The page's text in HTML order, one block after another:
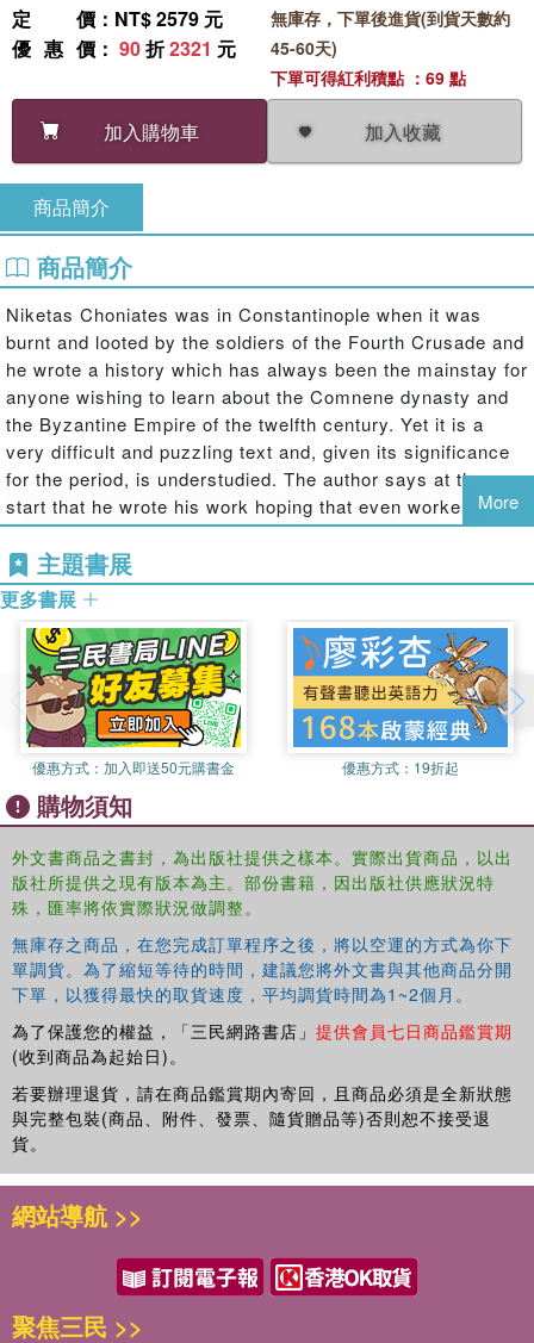
定價 ：NT$ 2579 元
優惠價 ： 90折2321 元
加入購物車 加入收藏
無庫存，下單後進貨(到貨天數約
45-60天)
下單可得紅利積點 ：69 點
商品簡介
商品簡介
Niketas Choniates was in Constantinople when it was
burnt and looted by the soldiers of the Fourth Crusade and
he wrote a history which has always been the mainstay for
anyone wishing to learn about the Comnene dynasty and
the Byzantine Empire of the twelfth century. Yet it is a
very difficult and puzzling text and, given its significance
for the period, is understudied. The author says at the
start that he wrote his work hoping that even workers and
women would be able to profit from it, yet he wrote those
words, and the rest of the history, in a highly convoluted,
literary and at times opaque style and language.
This examination is an introduction to the history of
Niketas, and to the authors views of why this period saw
such catastrophe for the Byzantines. It looks at Niketas
thoughts about history-writing, the emperors, and the
Comnene dynasty in particular, about the presence of God
in mans affairs, and the historians attitudes to the women
of the imperial family.
More
主題書展
更多書展
優惠方式： 加入即送50元購書金 優惠方式： 19折起
購物須知
外文書商品之書封，為出版社提供之樣本。實際出貨商品，以出
版社所提供之現有版本為主。部份書籍，因出版社供應狀況特
殊，匯率將依實際狀況做調整。
無庫存之商品，在您完成訂單程序之後，將以空運的方式為你下
單調貨。為了縮短等待的時間，建議您將外文書與其他商品分開
下單，以獲得最快的取貨速度，平均調貨時間為1~2個月。
為了保護您的權益，「三民網路書店」 提供會員七日商品鑑賞期
(收到商品為起始日)。
若要辦理退貨，請在商品鑑賞期內寄回，且商品必須是全新狀態
與完整包裝(商品、附件、發票、隨貨贈品等)否則恕不接受退
貨。
網站導航 >>
聚焦三民 >>